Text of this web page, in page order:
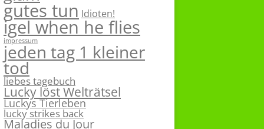
gutes tun Idioten!
igel when he flies
impressum
jeden tag 1 kleiner
tod
liebes tagebuch
Lucky löst Welträtsel
Luckys Tierleben
lucky strikes back
Maladies du Jour